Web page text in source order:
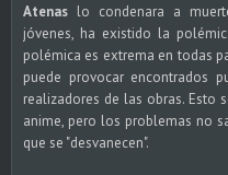
Atenas lo condenara a
jóvenes, ha existido la
polémica es extrema en todas
puede provocar encontrados
realizadores de las obras. Esto
anime, pero los problemas no
que se "desvanecen".